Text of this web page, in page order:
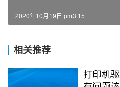
2020年10月19日 pm3:15
相关推荐
打印机